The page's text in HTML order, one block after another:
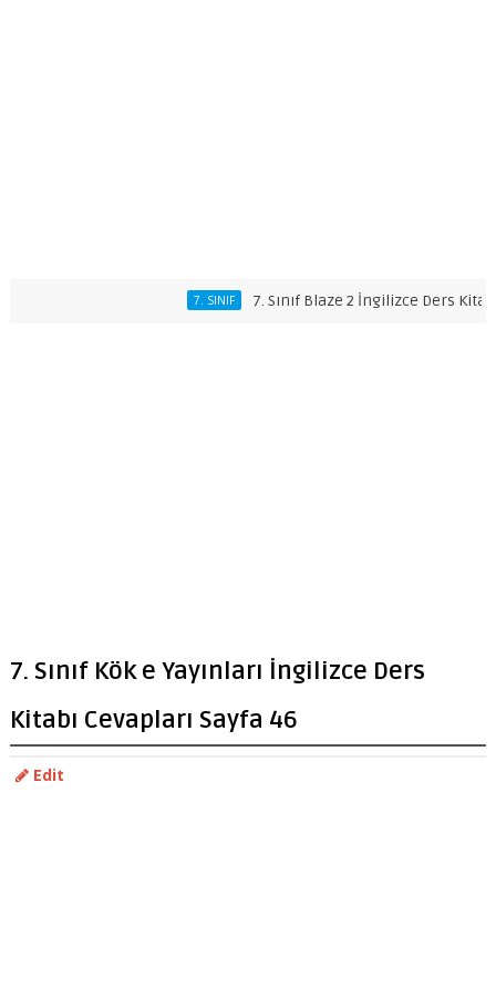
7. Sınıf Blaze 2 İngilizce Ders Kitabı
7. Sınıf Kök e Yayınları İngilizce Ders
Kitabı Cevapları Sayfa 46
Edit